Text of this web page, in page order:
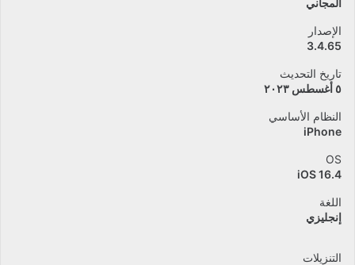
المجاني
الإصدار
3.4.65
تاريخ التحديث
٥ أغسطس ٢٠٢٣
النظام الأساسي
iPhone
OS
iOS 16.4
اللغة
إنجليزي
التنزيلات